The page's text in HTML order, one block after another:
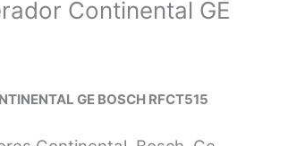
Continental GE
GE BOSCH RFCT515